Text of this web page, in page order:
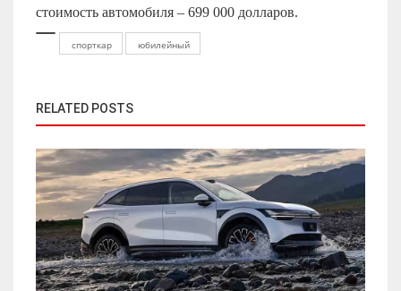
стоимость автомобиля – 699 000 долларов.
спорткар юбилейный
RELATED POSTS